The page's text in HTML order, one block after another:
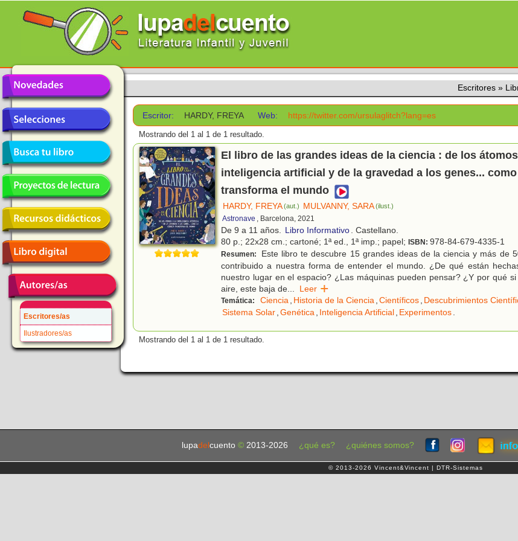
Escritores/as
Ilustradores/as
Escritores »
Escritor: HARDY, FREYA Web: https://twitter.com/ursulaglitch?lang=es
Mostrando del 1 al 1 de 1 resultado.
El libro de las grandes ideas de la ciencia : de los
inteligencia artificial y de la gravedad a los genes...
transforma el mundo
HARDY, FREYA(aut.) MULVANNY, SARA(ilust.)
Astronave , Barcelona, 2021
De 9 a 11 años. Libro Informativo. Castellano.
80 p.; 22x28 cm.; cartoné; 1ª ed., 1ª imp.; papel; ISBN: 978-84-679-4335-1
Resumen:
Este libro te descubre 15 grandes ideas de la ciencia y más de
contribuido a nuestra forma de entender el mundo. ¿De qué están
nuestro lugar en el espacio? ¿Las máquinas pueden pensar? ¿Y por qué
aire, este baja de... Leer
Temática: Ciencia, Historia de la Ciencia,Científicos, Descubrimientos
Sistema Solar,Genética, Inteligencia Artificial, Experimentos.
Mostrando del 1 al 1 de 1 resultado.
lupadel cuento © 2013-2026 ¿qué es? ¿quiénes somos?
© 2013-2026 Vincent&Vincent | DTR-Sistemas